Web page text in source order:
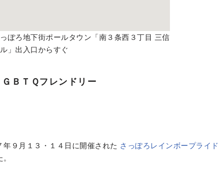
ぽろ地下街ポールタウン「南３条西３丁目 三信
」出入口からすぐ
ＧＢＴＱフレンドリー
年９月１３・１４日に開催された さっぽろレインボープライ